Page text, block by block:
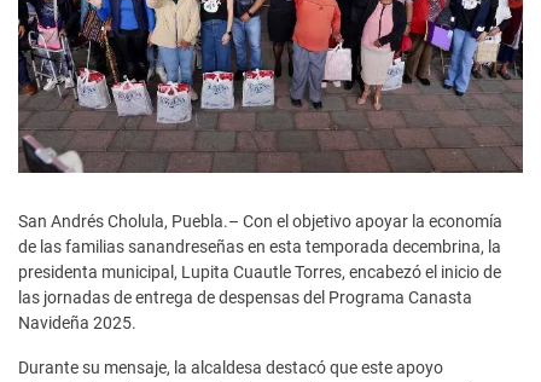
San Andrés Cholula, Puebla.– Con el objetivo apoyar la economía
de las familias sanandreseñas en esta temporada decembrina, la
presidenta municipal, Lupita Cuautle Torres, encabezó el inicio de
las jornadas de entrega de despensas del Programa Canasta
Navideña 2025.
Durante su mensaje, la alcaldesa destacó que este apoyo